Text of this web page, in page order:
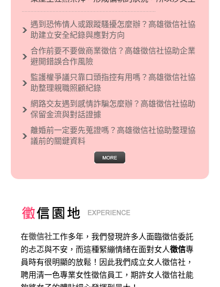
義後來就被拿來暗指偏見和歧視，而且有沙文主
義傾向的人，通常對於自己的國家和民族有超強
烈的卓越感，因而瞧不起其他國家的人，所以沙
現了男性沙文…
遇到恐怖情人或跟蹤騷擾怎麼辦？高雄徵信社協
助建立安全紀錄與應對方向
合作前要不要做商業徵信？高雄徵信社協助企業
避開錯誤合作風險
監護權爭議只靠口頭指控有用嗎？高雄徵信社協
助整理親職照顧紀錄
網路交友遇到感情詐騙怎麼辦？高雄徵信社協助
保留金流與對話證據
離婚前一定要先蒐證嗎？高雄徵信社協助整理協
議前的關鍵資料
在徵信社工作多年，我們發現許多人面臨徵信委託
的忐忑與不安，而這種緊繃情緒在面對女人徵信專
員時有很明顯的放鬆！因此我們成立女人徵信社，
聘用清一色專業女性徵信員工，期許女人徵信社能